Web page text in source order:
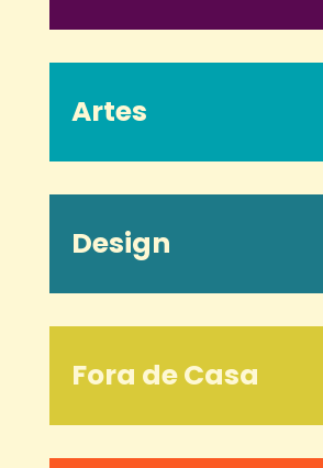
Artes
Design
Fora de Casa